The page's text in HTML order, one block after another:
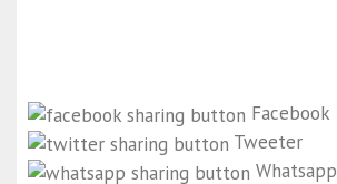
Facebook
Tweeter
Whatsapp